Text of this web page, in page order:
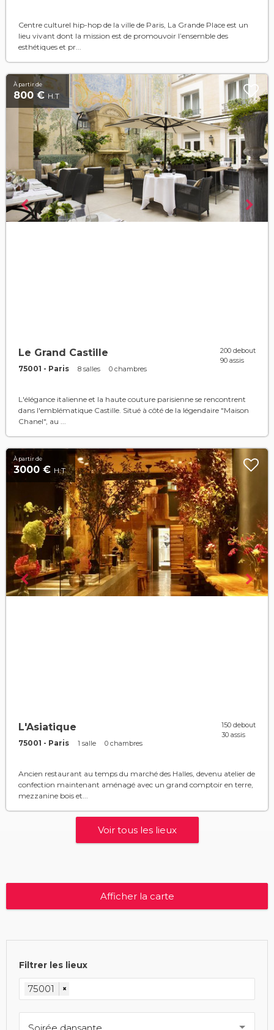
Centre culturel hip-hop de la ville de Paris, La Grande Place est un
lieu vivant dont la mission est de promouvoir l’ensemble des
esthétiques et pr...
À partir de
800 € H.T
Le Grand Castille
75001 - Paris 8 salles 0 chambres
200 debout
90 assis
L'élégance italienne et la haute couture parisienne se rencontrent
dans l'emblématique Castille. Situé à côté de la légendaire "Maison
Chanel", au ...
À partir de
3000 € H.T
L'Asiatique
75001 - Paris 1 salle 0 chambres
150 debout
30 assis
Ancien restaurant au temps du marché des Halles, devenu atelier de
confection maintenant aménagé avec un grand comptoir en terre,
mezzanine bois et...
Voir tous les lieux
Afficher la carte
Filtrer les lieux
75001 ×